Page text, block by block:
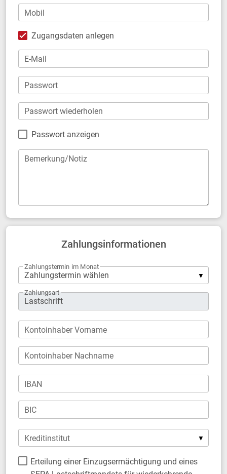
Mobil
Zugangsdaten anlegen
E-Mail
Passwort
Passwort wiederholen
Passwort anzeigen
Bemerkung/Notiz
Zahlungsinformationen
Zahlungstermin im Monat
Zahlungsart
Kontoinhaber Vorname
Kontoinhaber Nachname
IBAN
BIC
Kreditinstitut
Erteilung einer Einzugsermächtigung und eines